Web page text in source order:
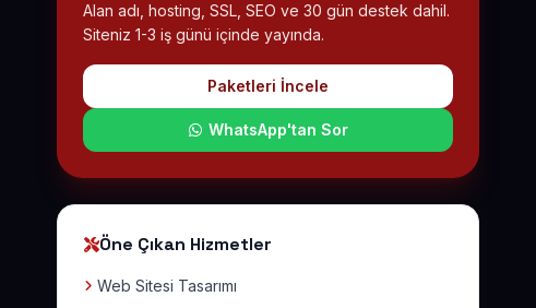
Alan adı, hosting, SSL, SEO ve 30 gün destek dahil.
Siteniz 1-3 iş günü içinde yayında.
Paketleri İncele
WhatsApp'tan Sor
Öne Çıkan Hizmetler
Web Sitesi Tasarımı